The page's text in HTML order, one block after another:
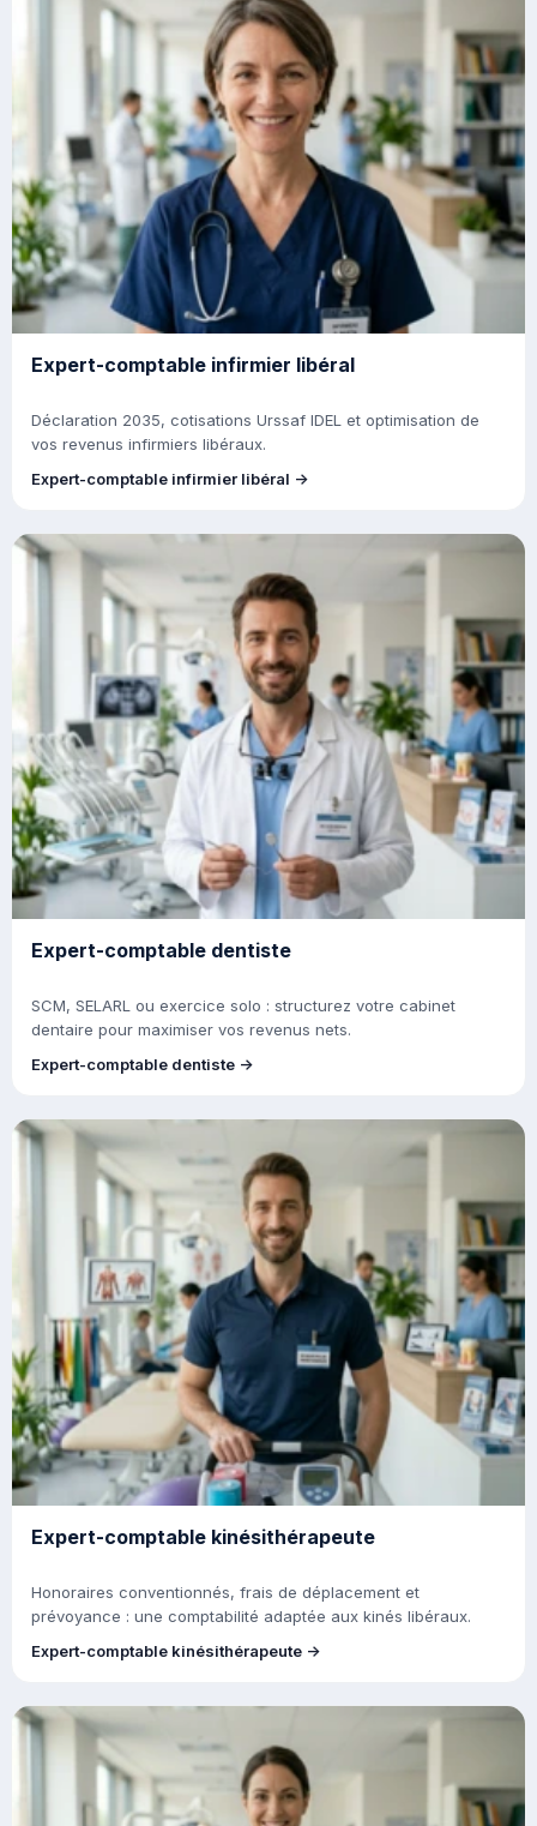
Expert-comptable infirmier libéral
Déclaration 2035, cotisations Urssaf IDEL et optimisation de
vos revenus infirmiers libéraux.
Expert-comptable infirmier libéral →
Expert-comptable dentiste
SCM, SELARL ou exercice solo : structurez votre cabinet
dentaire pour maximiser vos revenus nets.
Expert-comptable dentiste →
Expert-comptable kinésithérapeute
Honoraires conventionnés, frais de déplacement et
prévoyance : une comptabilité adaptée aux kinés libéraux.
Expert-comptable kinésithérapeute →